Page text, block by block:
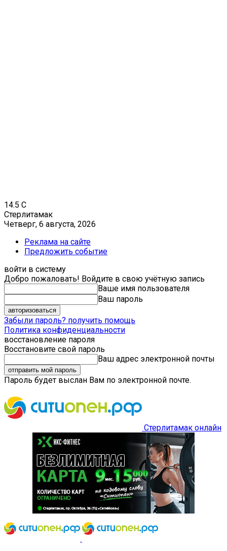
14.5 C
Стерлитамак
Четверг, 6 августа, 2026
Реклама на сайте
Предложить событие
войти в систему
Добро пожаловать! Войдите в свою учётную запись
Ваше имя пользователя
Ваш пароль
Забыли пароль? получить помощь
Политика конфиденциальности
восстановление пароля
Восстановите свой пароль
Ваш адрес электронной почты
Пароль будет выслан Вам по электронной почте.
Стерлитамак онлайн